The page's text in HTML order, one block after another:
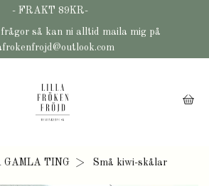
- FRAKT 89KR-
så kan ni alltid maila mig på
GAMLA TING Små kiwi-skålar